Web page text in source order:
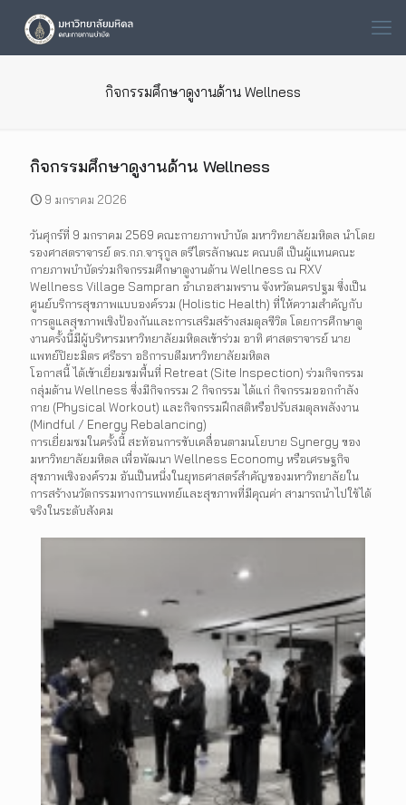
กิจกรรมศึกษาดูงานด้าน Wellness
กิจกรรมศึกษาดูงานด้าน Wellness
9 มกราคม 2026
วันศุกร์ที่ 9 มกราคม 2569 คณะกายภาพบำบัด มหาวิทยาลัยมหิดล นำโดย
รองศาสตราจารย์ ดร.กภ.จารุกูล ตรีไตรลักษณะ คณบดี เป็นผู้แทนคณะ
กายภาพบำบัดร่วมกิจกรรมศึกษาดูงานด้าน Wellness ณ RXV
Wellness Village Sampran อำเภอสามพราน จังหวัดนครปฐม ซึ่งเป็น
ศูนย์บริการสุขภาพแบบองค์รวม (Holistic Health) ที่ให้ความสำคัญกับ
การดูแลสุขภาพเชิงป้องกันและการเสริมสร้างสมดุลชีวิต โดยการศึกษาดู
งานครั้งนี้มีผู้บริหารมหาวิทยาลัยมหิดลเข้าร่วม อาทิ ศาสตราจารย์ นาย
แพทย์ปิยะมิตร ศรีธรา อธิการบดีมหาวิทยาลัยมหิดล
โอกาสนี้ ได้เข้าเยี่ยมชมพื้นที่ Retreat (Site Inspection) ร่วมกิจกรรม
กลุ่มด้าน Wellness ซึ่งมีกิจกรรม 2 กิจกรรม ได้แก่ กิจกรรมออกกำลัง
กาย (Physical Workout) และกิจกรรมฝึกสติหรือปรับสมดุลพลังงาน
(Mindful / Energy Rebalancing)
การเยี่ยมชมในครั้งนี้ สะท้อนการขับเคลื่อนตามนโยบาย Synergy ของ
มหาวิทยาลัยมหิดล เพื่อพัฒนา Wellness Economy หรือเศรษฐกิจ
สุขภาพเชิงองค์รวม อันเป็นหนึ่งในยุทธศาสตร์สำคัญของมหาวิทยาลัยใน
การสร้างนวัตกรรมทางการแพทย์และสุขภาพที่มีคุณค่า สามารถนำไปใช้ได้
จริงในระดับสังคม